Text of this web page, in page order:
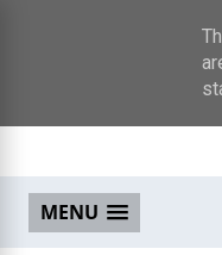
MENU